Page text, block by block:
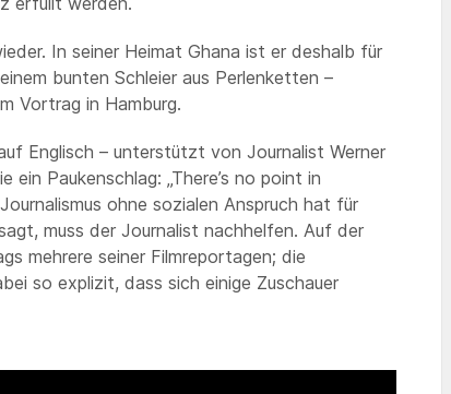
In seiner Heimat Ghana ist er deshalb für
bunten Schleier aus Perlenketten –
Vortrag in Hamburg.
Englisch – unterstützt von Journalist Werner
Paukenschlag: „There’s no point in
ohne sozialen Anspruch hat für
muss der Journalist nachhelfen. Auf der
mehrere seiner Filmreportagen; die
so explizit, dass sich einige Zuschauer